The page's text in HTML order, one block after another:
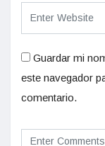
Guardar mi
este navegador
comentario.